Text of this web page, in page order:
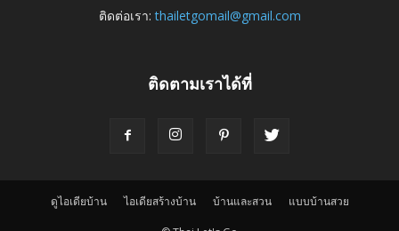
ติดต่อเรา:thailetgomail@gmail.com
ติดตามเราได้ที่
ดูไอเดียบ้าน ไอเดียสร้างบ้าน บ้านและสวน แบบบ้านสวย